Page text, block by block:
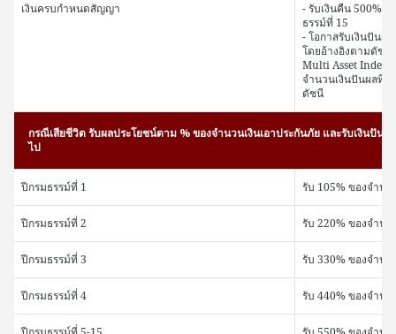
เงินครบกำหนดสัญญา
- รับเงินคืน 500%
ธรรม์ที่ 15
- โอกาสรับเงินปันผ
โดยอ้างอิงตามดัชนี
Multi Asset Index"
จำนวนเงินปันผลที่
ดัชนี
กรณีเสียชีวิต รับผลประโยชน์ตาม % ของจำนวนเงินเอาประกันภัย และรับเงินปัน
ไป
ปีกรมธรรม์ที่ 1 รับ 105% ของจำนว
ปีกรมธรรม์ที่ 2 รับ 220% ของจำนว
ปีกรมธรรม์ที่ 3 รับ 330% ของจำนว
ปีกรมธรรม์ที่ 4 รับ 440% ของจำนว